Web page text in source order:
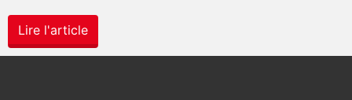
Lire l'article